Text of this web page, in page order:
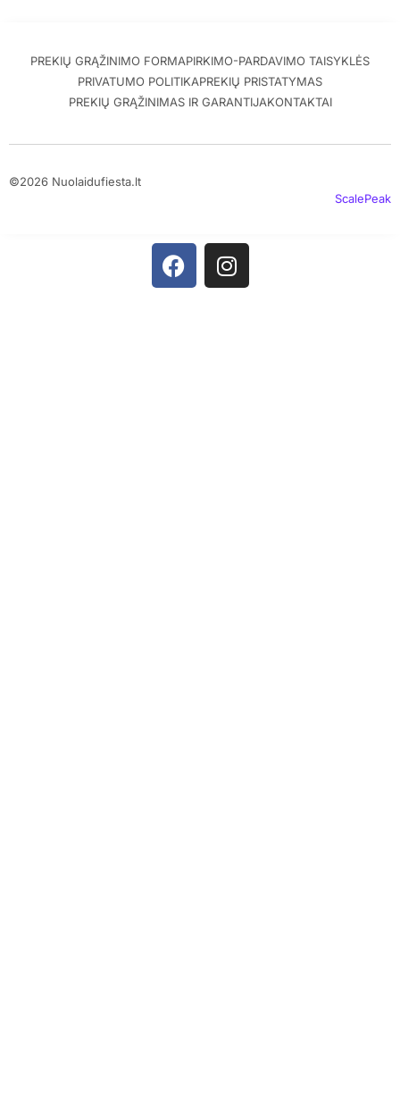
PREKIŲ GRĄŽINIMO FORMAPIRKIMO-PARDAVIMO TAISYKLĖS
PRIVATUMO POLITIKAPREKIŲ PRISTATYMAS
PREKIŲ GRĄŽINIMAS IR GARANTIJAKONTAKTAI
©2026 Nuolaidufiesta.lt
ScalePeak